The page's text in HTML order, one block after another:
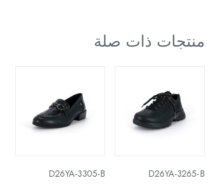
منتجات ذات صلة
D26YA-3265-B
D26YA-3305-B